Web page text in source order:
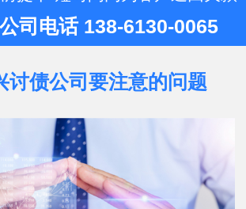
司电话 138-6130-0065
讨债公司要注意的问题